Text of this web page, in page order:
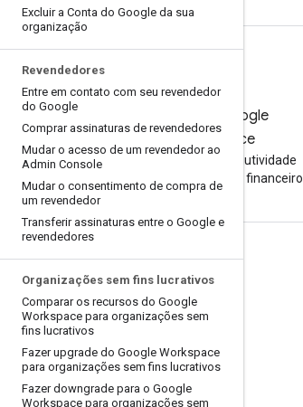
Excluir a Conta do Google da sua
organização
Revendedores
Entre em contato com seu revendedor
do Google
Comprar assinaturas de revendedores
Mudar o acesso de um revendedor ao
Admin Console
Mudar o consentimento de compra de
um revendedor
Transferir assinaturas entre o Google e
revendedores
Organizações sem fins lucrativos
Comparar os recursos do Google
Workspace para organizações sem
fins lucrativos
Fazer upgrade do Google Workspace
para organizações sem fins lucrativos
Fazer downgrade para o Google
Workspace para organizações sem
Teste o Google
Workspace
Aumente sua produtividade
com a IA sem custo financeiro
Documentação e treinamento
Centrais de Ajuda
Guias do desenvolvedor
Centro de aprendizagem
Google Cloud Ensina